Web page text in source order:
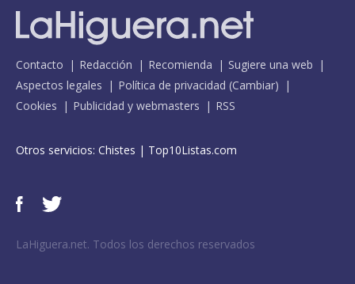
Contacto Redacción Recomienda
Sugiere una web
Aspectos legales
Política de privacidad (Cambiar)
Cookies
Publicidad y webmasters RSS
Otros servicios: Chistes | Top10Listas.com
LaHiguera.net. Todos los derechos reservados